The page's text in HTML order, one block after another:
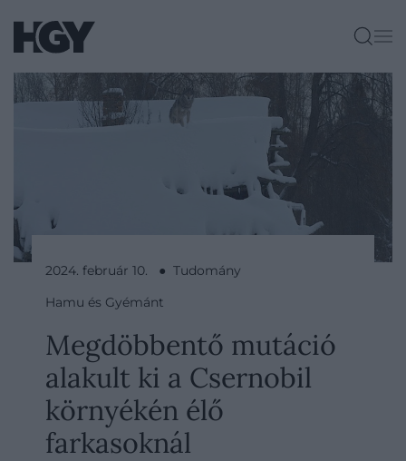
2024. február 10. ● Tudomány
Hamu és Gyémánt
Megdöbbentő mutáció
alakult ki a Csernobil
környékén élő
farkasoknál